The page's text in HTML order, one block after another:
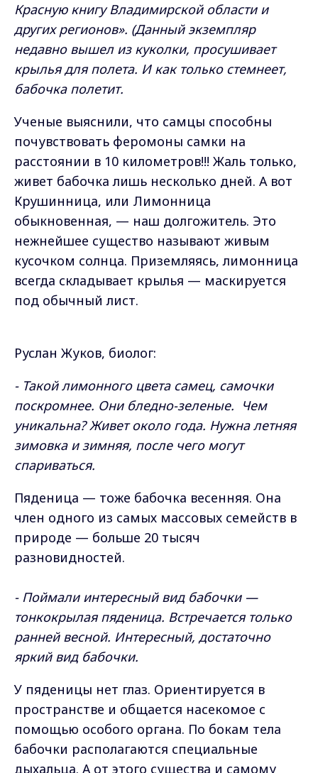
Красную книгу Владимирской области и
других регионов». (Данный экземпляр
недавно вышел из куколки, просушивает
крылья для полета. И как только стемнеет,
бабочка полетит.
Ученые выяснили, что самцы способны
почувствовать феромоны самки на
расстоянии в 10 километров!!! Жаль только,
живет бабочка лишь несколько дней. А вот
Крушинница, или Лимонница
обыкновенная, — наш долгожитель. Это
нежнейшее существо называют живым
кусочком солнца. Приземляясь, лимонница
всегда складывает крылья — маскируется
под обычный лист.
Руслан Жуков, биолог:
- Такой лимонного цвета самец, самочки
поскромнее. Они бледно-зеленые. Чем
уникальна? Живет около года. Нужна летняя
зимовка и зимняя, после чего могут
спариваться.
Пяденица — тоже бабочка весенняя. Она
член одного из самых массовых семейств в
природе — больше 20 тысяч
разновидностей.
- Поймали интересный вид бабочки —
тонкокрылая пяденица. Встречается только
ранней весной. Интересный, достаточно
яркий вид бабочки.
У пяденицы нет глаз. Ориентируется в
пространстве и общается насекомое с
помощью особого органа. По бокам тела
бабочки располагаются специальные
дыхальца. А от этого существа и самому